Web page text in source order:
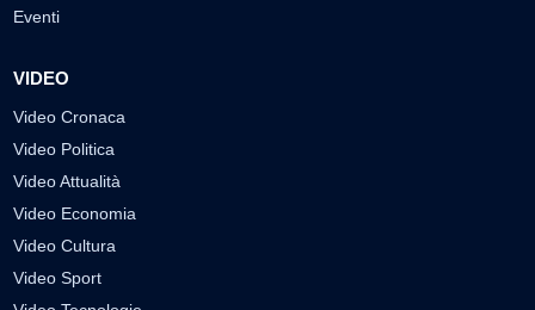
Eventi
VIDEO
Video Cronaca
Video Politica
Video Attualità
Video Economia
Video Cultura
Video Sport